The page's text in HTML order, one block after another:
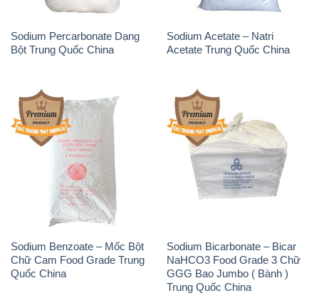
Sodium Benzoate – Mốc Bột
Chữ Cam Food Grade Trung
Quốc China
Sodium Bicarbonate – Bicar
NaHCO3 Food Grade 3 Chữ
GGG Bao Jumbo ( Bành )
Trung Quốc China